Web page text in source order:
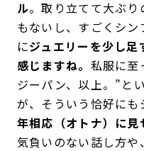
ル。取り立てて大ぶり
もないし、すごくシン
にジュエリーを少し足
感じますね。 私服に至
ジーパン、以上。”と
が、そういう恰好にも
年相応（オトナ）に
気負いのない話し方